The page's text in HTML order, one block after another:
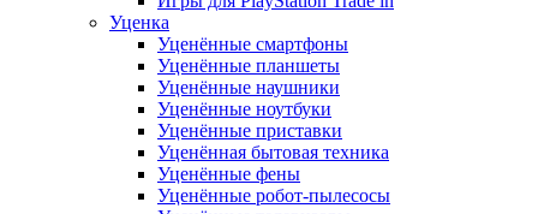
Уценка
Уценённые смартфоны
Уценённые планшеты
Уценённые наушники
Уценённые ноутбуки
Уценённые приставки
Уценённая бытовая техника
Уценённые фены
Уценённые робот-пылесосы